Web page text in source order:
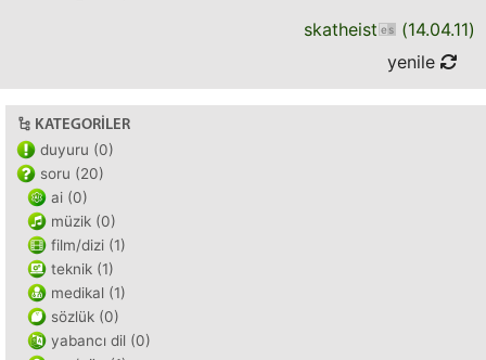
skatheist (14.04.11)
yenile
KATEGORILER
duyuru (0)
soru (20)
ai (0)
müzik (0)
film/dizi (1)
teknik (1)
medikal (1)
sözlük (0)
yabancı dil (0)